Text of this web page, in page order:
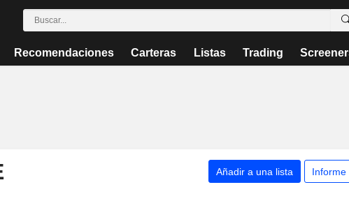
Recomendaciones Carteras Listas Trading
Añadir a una lista Informe